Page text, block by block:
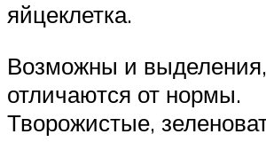
яйцеклетка.
Возможны и
отличаются от нормы.
Творожистые,